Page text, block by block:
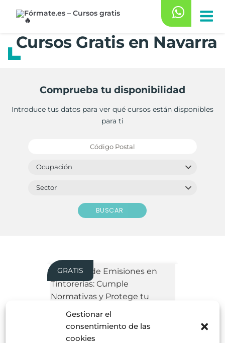
Gestionar el
consentimiento de las
cookies
Cursos Gratis en Navarra
Comprueba tu disponibilidad
Introduce tus datos para ver qué cursos están disponibles
para ti
BUSCAR
GRATIS
Control de Emisiones en Tintorerías:
Cumple Normativas y Protege tu